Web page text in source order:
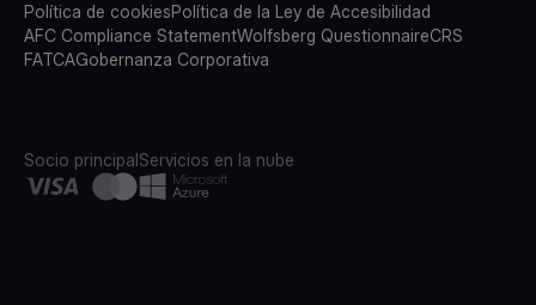
Política de cookiesPolítica de la Ley de Accesibilidad
AFC Compliance StatementWolfsberg QuestionnaireCRS
FATCAGobernanza Corporativa
Socio principalServicios en la nube